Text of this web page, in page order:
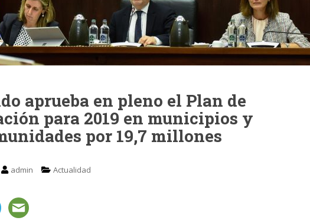
aprueba en pleno el Plan de
para 2019 en municipios y
por 19,7 millones
admin Actualidad